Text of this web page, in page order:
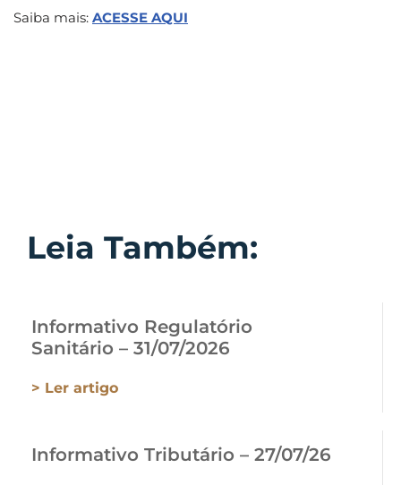
Saiba mais: ACESSE AQUI
Leia Também:
Informativo Regulatório
Sanitário – 31/07/2026
> Ler artigo
Informativo Tributário – 27/07/26